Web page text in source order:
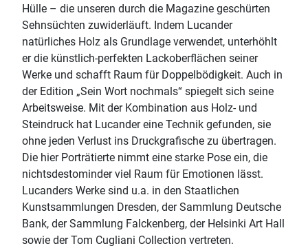
Hülle – die unseren durch die Magazine geschürten
Sehnsüchten zuwiderläuft. Indem Lucander
natürliches Holz als Grundlage verwendet, unterhöhlt
er die künstlich-perfekten Lackoberflächen seiner
Werke und schafft Raum für Doppelbödigkeit. Auch in
der Edition „Sein Wort nochmals“ spiegelt sich seine
Arbeitsweise. Mit der Kombination aus Holz- und
Steindruck hat Lucander eine Technik gefunden, sie
ohne jeden Verlust ins Druckgrafische zu übertragen.
Die hier Porträtierte nimmt eine starke Pose ein, die
nichtsdestominder viel Raum für Emotionen lässt.
Lucanders Werke sind u.a. in den Staatlichen
Kunstsammlungen Dresden, der Sammlung Deutsche
Bank, der Sammlung Falckenberg, der Helsinki Art Hall
sowie der Tom Cugliani Collection vertreten.